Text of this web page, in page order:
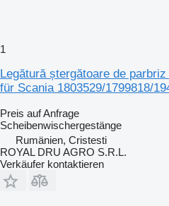
1
Legătură ștergătoare de
für Scania 1803529/1799818/
Preis auf Anfrage
Scheibenwischergestänge
Rumänien, Cristesti
ROYAL DRU AGRO S.R.L.
Verkäufer kontaktieren